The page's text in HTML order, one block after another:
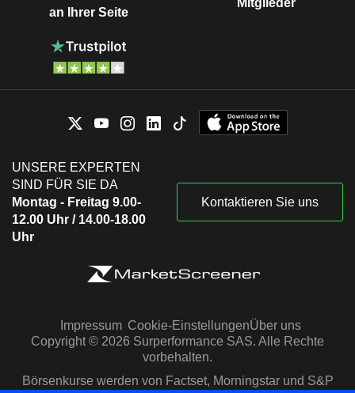
an Ihrer Seite
UNSERE EXPERTEN
SIND FÜR SIE DA
Montag - Freitag 9.00-
12.00 Uhr / 14.00-18.00
Uhr
Kontaktieren Sie uns
Impressum Cookie-EinstellungenÜber uns
Copyright © 2026 Surperformance SAS. Alle Rechte
vorbehalten.
Börsenkurse werden von Factset, Morningstar und S&P